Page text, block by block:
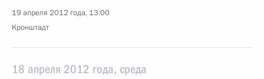
19 апреля 2012 года, 13:00
Кронштадт
18 апреля 2012 года, среда